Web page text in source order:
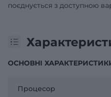
поєднується з доступною
ОСНОВНІ
Процесор